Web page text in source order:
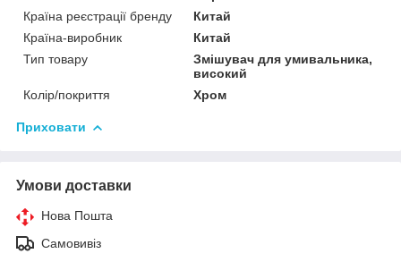
Країна реєстрації бренду
Китай
Країна-виробник
Китай
Тип товару
Змішувач для умивальника,
високий
Колір/покриття
Хром
Приховати
Умови доставки
Нова Пошта
Самовивіз